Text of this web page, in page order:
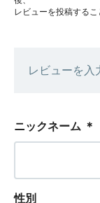
レビューを投稿する
レビューを入
ニックネーム ＊
性別